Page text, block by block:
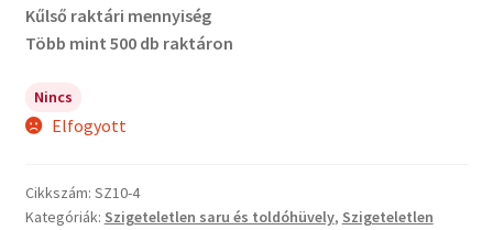
Kűlső raktári mennyiség
Több mint 500 db raktáron
Nincs
Elfogyott
Cikkszám: SZ10-4
Kategóriák: Szigeteletlen saru és toldóhüvely, Szigeteletlen